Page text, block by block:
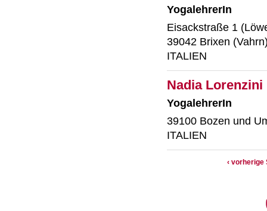
YogalehrerIn
Eisackstraße 1
39042 Brixen
ITALIEN
Nadia Lorenzini
YogalehrerIn
39100 Bozen und
ITALIEN
‹ vorherige